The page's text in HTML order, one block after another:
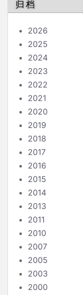
归档
2026
2025
2024
2023
2022
2021
2020
2019
2018
2017
2016
2015
2014
2013
2011
2010
2007
2005
2003
2000